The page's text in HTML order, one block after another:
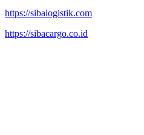
https://sibalogistik.com
https://sibacargo.co.id